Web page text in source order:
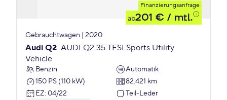
Finanzierungsanfrage
ab201 € / mtl.
Gebrauchtwagen | 2020
Audi Q2 AUDI Q2 35 TFSI Sports Utility
Vehicle
Benzin
Automatik
150 PS (110 kW)
82.421 km
EZ: 04/22 Teil-Leder